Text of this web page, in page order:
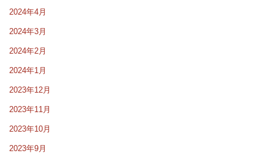
2024年4月
2024年3月
2024年2月
2024年1月
2023年12月
2023年11月
2023年10月
2023年9月